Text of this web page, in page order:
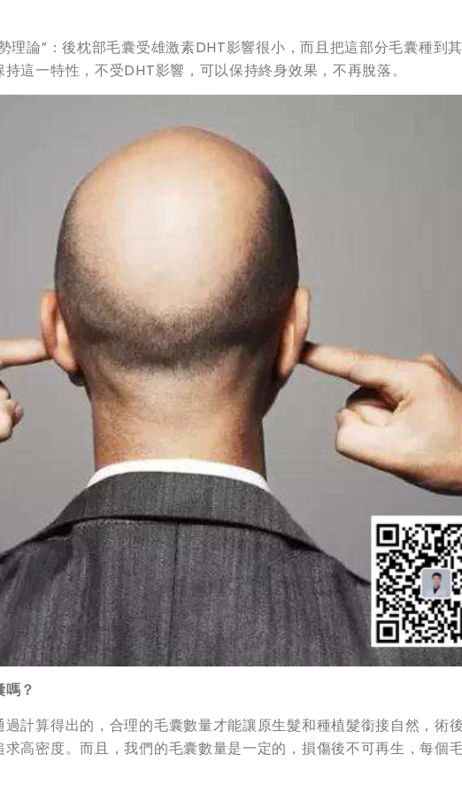
理論”：後枕部毛囊受雄激素DHT影響很小，而且把這部分毛囊種到其
這一特性，不受DHT影響，可以保持終身效果，不再脫落。
？
計算得出的，合理的毛囊數量才能讓原生髮和種植髮銜接自然，術
高密度。而且，我們的毛囊數量是一定的，損傷後不可再生，每個